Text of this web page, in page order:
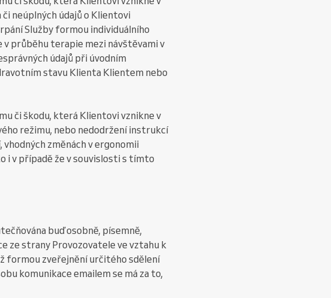
neúplných údajů o Klientovi
Služby formou individuálního
průběhu terapie mezi návštěvami v
údajů při úvodním
stavu Klienta Klientem nebo
či škodu, která Klientovi vznikne v
režimu, nebo nedodržení instrukcí
změnách v ergonomii
i v případě že v souvislosti s tímto
buď osobně, písemně,
ze strany Provozovatele ve vztahu k
formou zveřejnění určitého sdělení
komunikace emailem se má za to,